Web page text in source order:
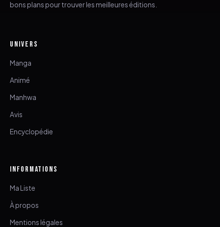
bons plans pour trouver les meilleures éditions.
UNIVERS
Manga
Animé
Manhwa
Avis
Encyclopédie
INFORMATIONS
Ma Liste
À propos
Mentions légales